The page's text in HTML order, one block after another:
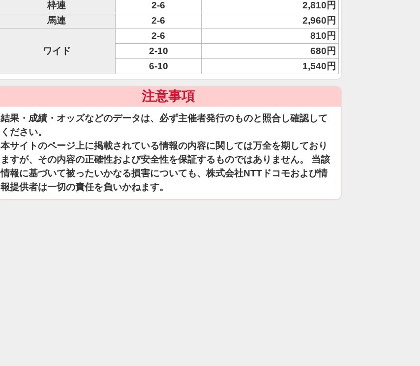
枠連
2-6
2,810円
馬連
2-6 2,960円
ワイド
2-6
810円
2-10
680円
6-10
1,540円
注意事項
結果・成績・オッズなどのデータは、必ず主催者発行のものと照合し確認して
ください。
本サイトのページ上に掲載されている情報の内容に関しては万全を期しており
ますが、その内容の正確性および安全性を保証するものではありません。 当該
情報に基づいて被ったいかなる損害についても、株式会社NTTドコモおよび情
報提供者は一切の責任を負いかねます。